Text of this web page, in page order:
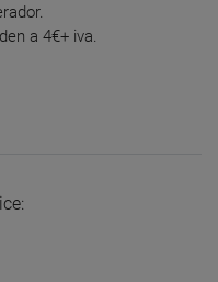
a 4€+ iva.